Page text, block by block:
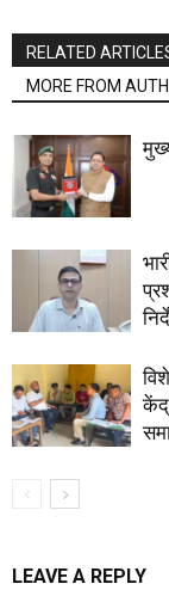
RELATED
MORE FROM
LEAVE A REPLY